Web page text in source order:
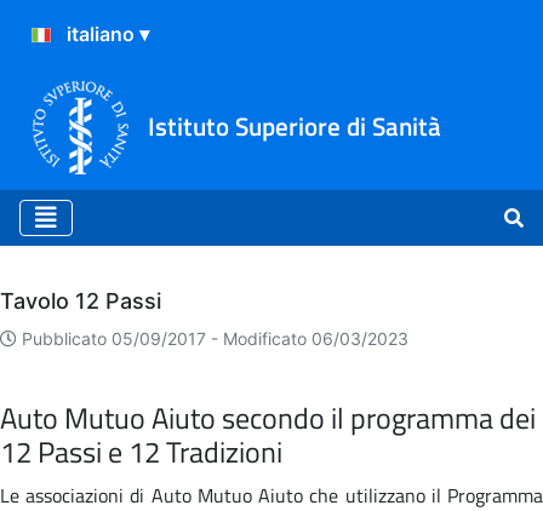
Istituto Superiore di Sanità
Archivio
Tavolo 12 Passi
Pubblicato 05/09/2017 - Modificato 06/03/2023
Auto Mutuo Aiuto secondo il programma dei
12 Passi e 12 Tradizioni
Le associazioni di Auto Mutuo Aiuto che utilizzano il Programma